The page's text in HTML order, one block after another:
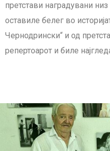
претстави наградувани
оставиле белег во
Чернодрински“ и од
репертоарот и биле